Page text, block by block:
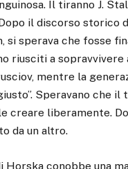
Il tiranno J.
il discorso storico
si sperava che fosse
riusciti a
mentre la
Speravano che
creare liberamente.
da un altro.
Horska conobbe una